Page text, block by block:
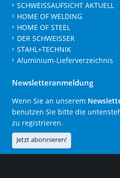
SCHWEISSAUFSICHT AKTUELL
HOME OF WELDING
HOME OF STEEL
DER SCHWEISSER
STAHL+TECHNIK
Aluminium-Lieferverzeichnis
Newsletteranmeldung
Wenn Sie an unserem
benutzen Sie bitte die
zu registrieren.
Jetzt abonnieren!